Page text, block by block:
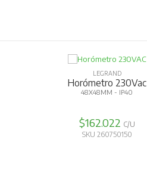
LEGRAND
Horómetro 230Vac
48X48MM - IP40
$162.022 C/U
SKU 260750150